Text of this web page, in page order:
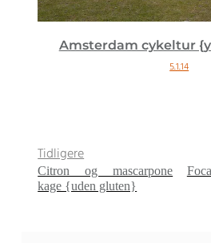
Amsterdam cykeltur
5.1.14
Tidligere
Citron og mascarpone
kage {uden gluten}